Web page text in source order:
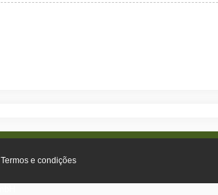
Termos e condições